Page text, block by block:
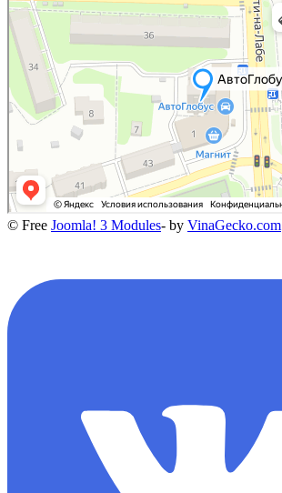
© Free Joomla! 3 Modules- by VinaGecko.com